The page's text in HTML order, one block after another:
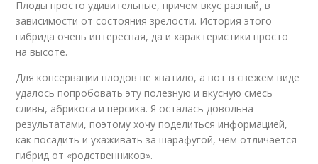
Плоды просто удивительные, причем вкус разный, в
зависимости от состояния зрелости. История этого
гибрида очень интересная, да и характеристики просто
на высоте.
Для консервации плодов не хватило, а вот в свежем виде
удалось попробовать эту полезную и вкусную смесь
сливы, абрикоса и персика. Я осталась довольна
результатами, поэтому хочу поделиться информацией,
как посадить и ухаживать за шарафугой, чем отличается
гибрид от «родственников».